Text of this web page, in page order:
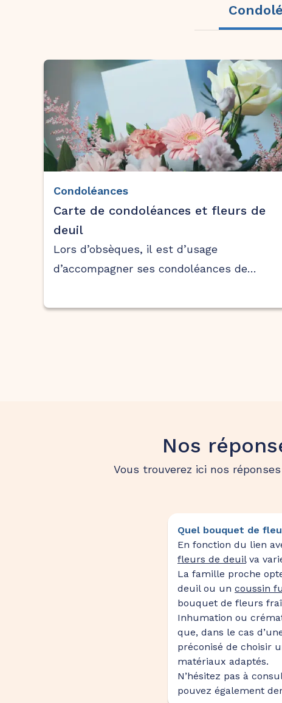
Condoléances
Carte de condoléances et fleurs de
deuil
Lors d’obsèques, il est d’usage
d’accompagner ses condoléances de
Nos
Vous trouverez ici nos
Quel bouquet de
En fonction du lien
fleurs de deuilva
La famille proche
deuil ou un coussin
bouquet de fleurs
Inhumation ou
que, dans le cas
préconisé de choisir
matériaux adaptés.
N’hésitez pas à
pouvez également